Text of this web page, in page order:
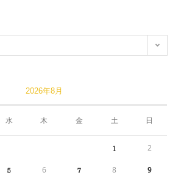
2026年8月
水 木 金 土 日
1 2
5 6 7 8 9